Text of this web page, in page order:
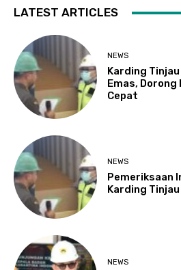
LATEST ARTICLES
NEWS
Karding
Emas, Dorong
Cepat
NEWS
Pemeriksaan
Karding
NEWS